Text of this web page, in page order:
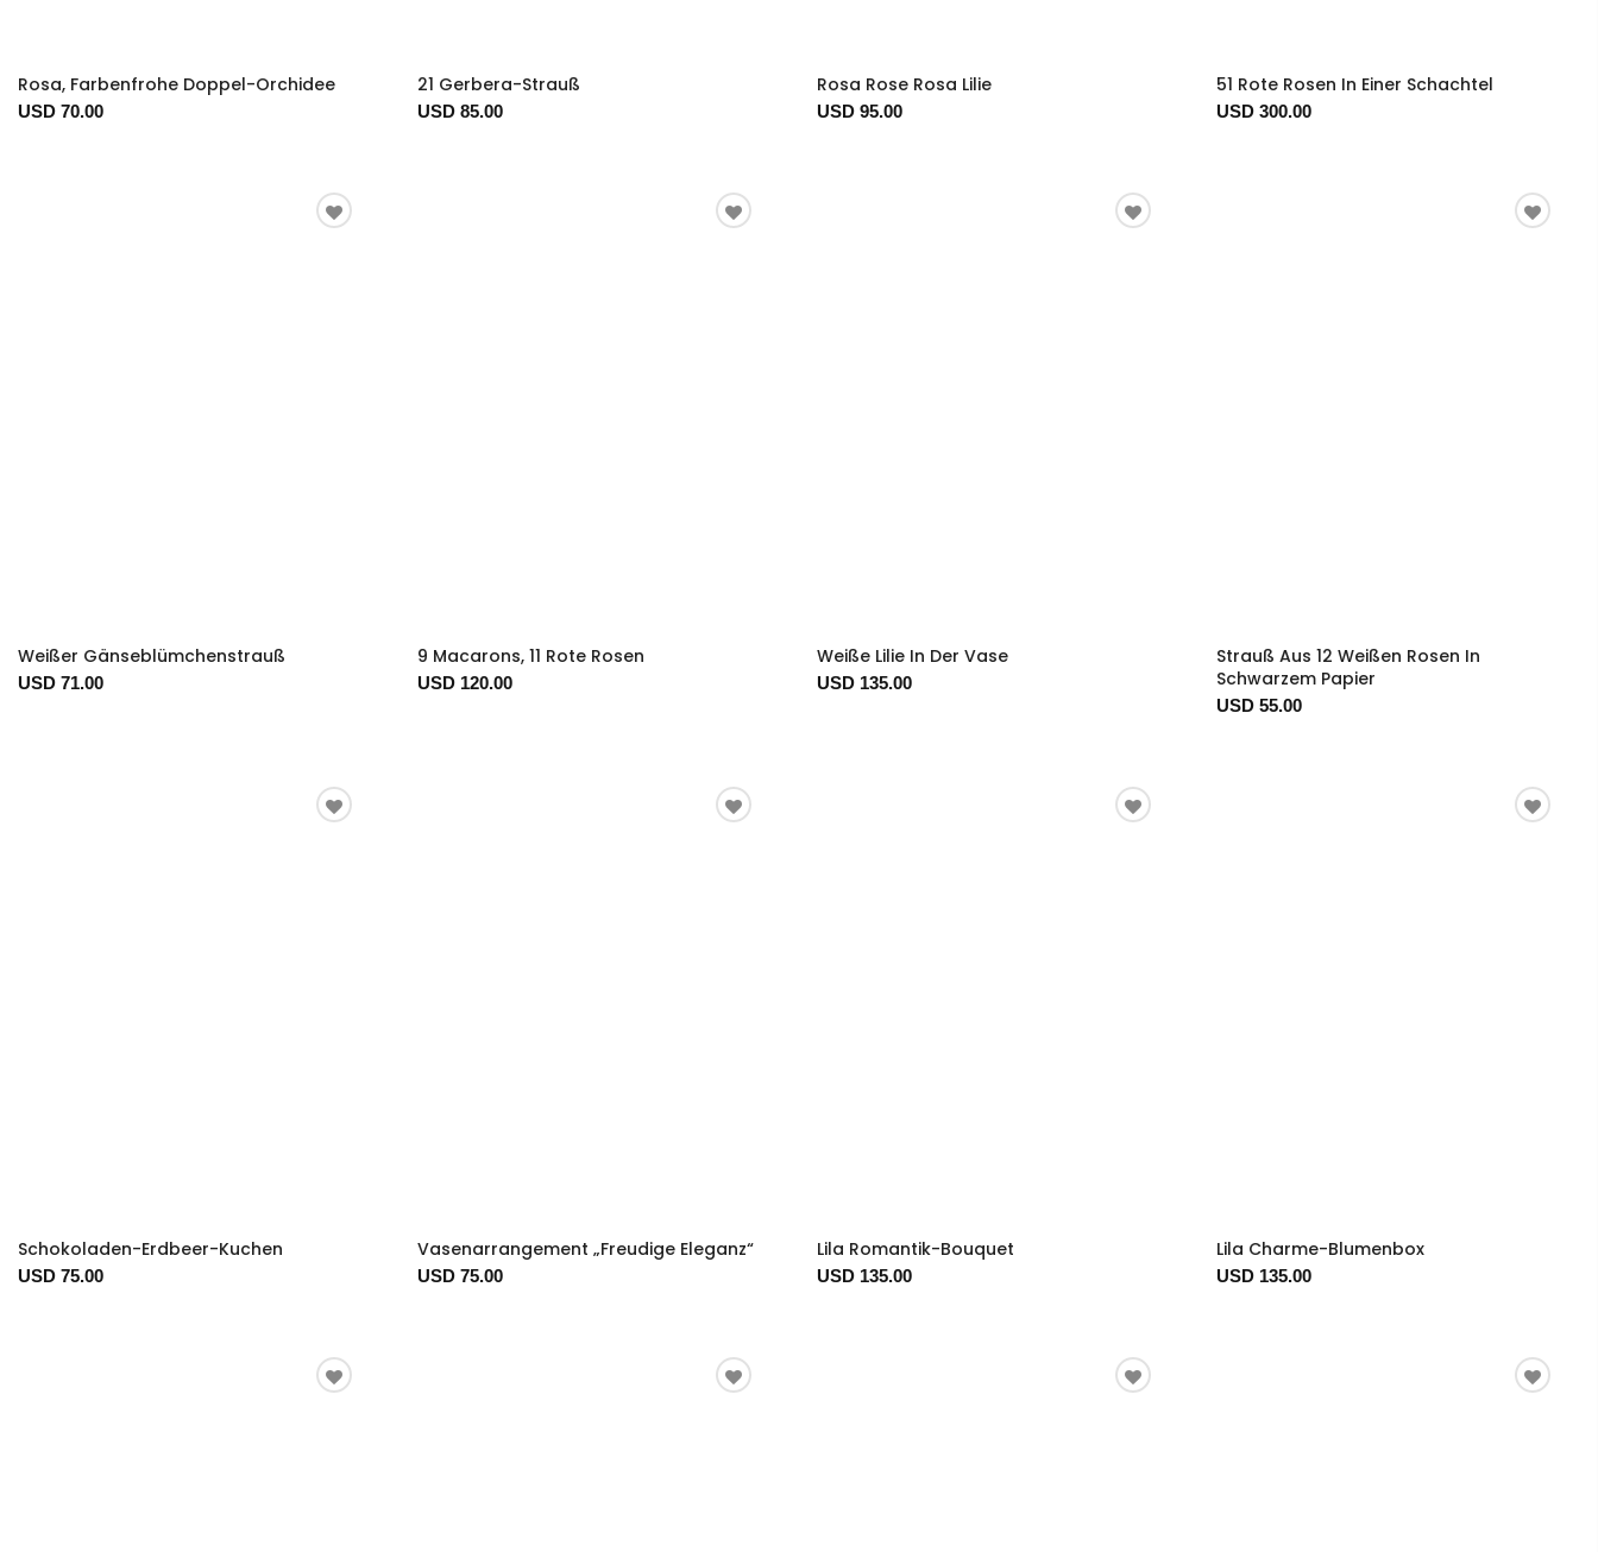
Rosa, Farbenfrohe Doppel-Orchidee
USD 70.00
21 Gerbera-Strauß
USD 85.00
Rosa Rose Rosa Lilie
USD 95.00
51 Rote Rosen In Einer Schachtel
USD 300.00
Weißer Gänseblümchenstrauß
USD 71.00
9 Macarons, 11 Rote Rosen
USD 120.00
Weiße Lilie In Der Vase
USD 135.00
Strauß Aus 12 Weißen Rosen In
Schwarzem Papier
USD 55.00
Schokoladen-Erdbeer-Kuchen
USD 75.00
Vasenarrangement „Freudige Eleganz“
USD 75.00
Lila Romantik-Bouquet
USD 135.00
Lila Charme-Blumenbox
USD 135.00